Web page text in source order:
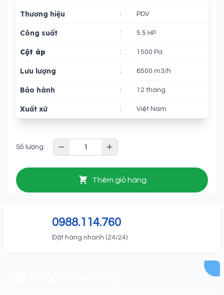
Thương hiệu : PDV
Công suất : 5.5 HP
Cột áp : 1500 Pa
Lưu lượng : 6500 m3/h
Bảo hành : 12 tháng
Xuất xứ : Việt Nam
Số lượng:
Thêm giỏ hàng
0988.114.760
Đặt hàng nhanh (24/24)